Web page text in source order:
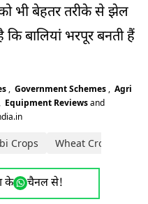
भी बेहतर तरीके से झेल
कि बालियां भरपूर बनती हैं
, Government Schemes , Agri
, Equipment Reviewsand
Crops Wheat Crop
के चैनल से!